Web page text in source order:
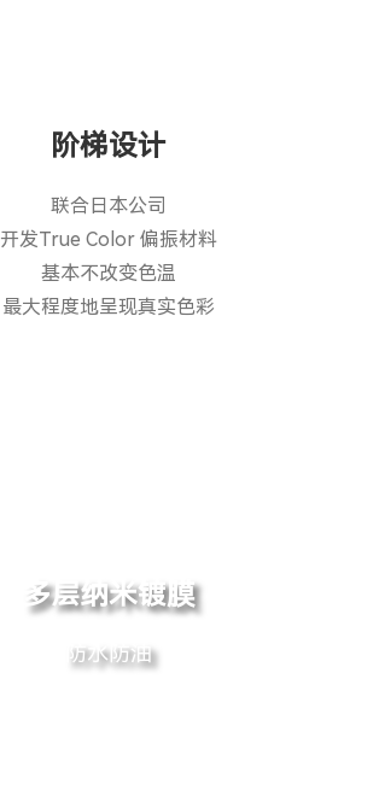
阶梯设计
联合日本公司
开发True Color 偏振材料
基本不改变色温
最大程度地呈现真实色彩
多层纳米镀膜
防水防油